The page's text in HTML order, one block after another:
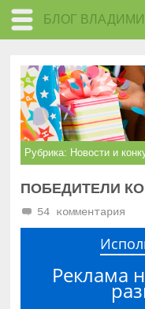
БЛОГ
Рубрика: Новости и
ПОБЕДИТЕЛИ
54 комментария
Реклама